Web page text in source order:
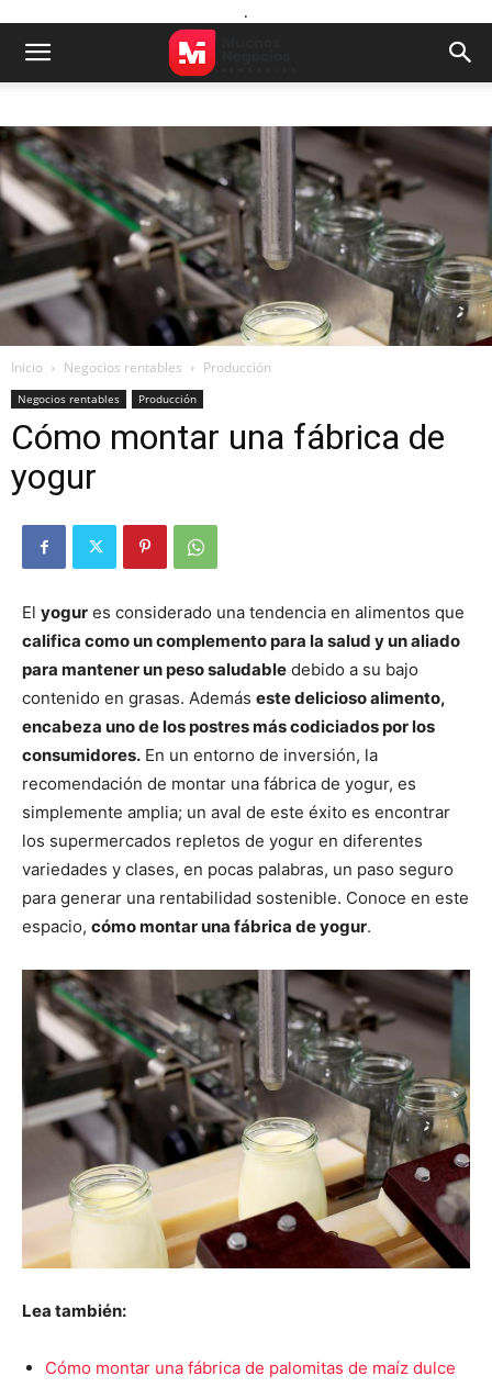
.
Inicio Negocios rentables Producción
Negocios rentables Producción
Cómo montar una fábrica de
yogur
El yogur es considerado una tendencia en alimentos que
califica como un complemento para la salud y un aliado
para mantener un peso saludable debido a su bajo
contenido en grasas. Además este delicioso alimento,
encabeza uno de los postres más codiciados por los
consumidores. En un entorno de inversión, la
recomendación de montar una fábrica de yogur, es
simplemente amplia; un aval de este éxito es encontrar
los supermercados repletos de yogur en diferentes
variedades y clases, en pocas palabras, un paso seguro
para generar una rentabilidad sostenible. Conoce en este
espacio, cómo montar una fábrica de yogur.
Lea también:
Cómo montar una fábrica de palomitas de maíz dulce